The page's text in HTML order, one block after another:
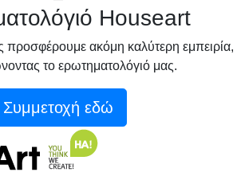
Houseart
προσφέρουμε ακόμη καλύτερη εμπειρία,
το ερωτηματολόγιό μας.
Συμμετοχή εδώ